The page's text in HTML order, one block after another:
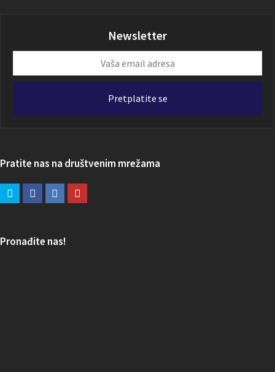
Newsletter
email
Pretplatite se
Pratite nas na društvenim mrežama
Pronađite nas!